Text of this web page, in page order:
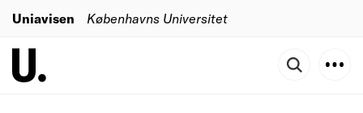
Uniavisen Københavns Universitet